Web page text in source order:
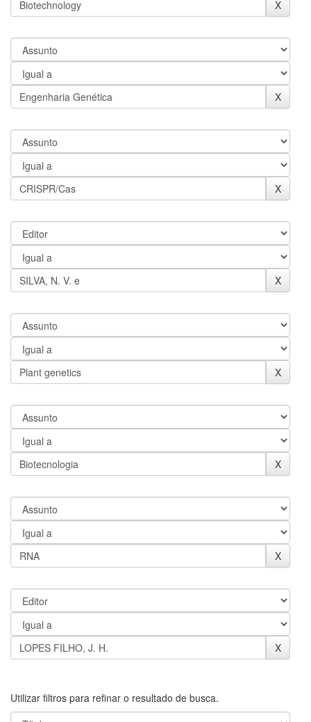
Utilizar filtros para refinar o resultado de busca.